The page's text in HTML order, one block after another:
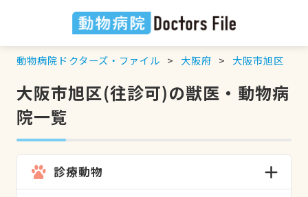
動物病院ドクターズ・ファイル 大阪府 大阪市旭区
大阪市旭区(往診可)の獣医・動物病
院一覧
診療動物